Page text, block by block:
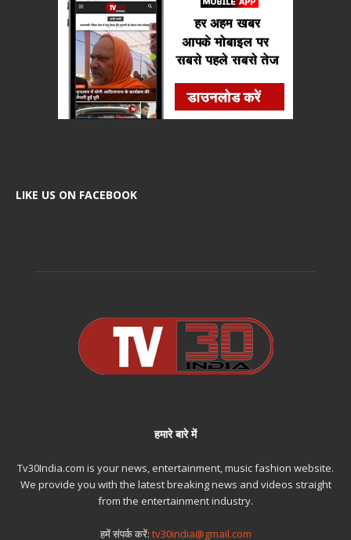
LIKE US ON FACEBOOK
हमारे बारे में
Tv30India.com is your news, entertainment, music fashion website.
We provide you with the latest breaking news and videos straight
from the entertainment industry.
हमें संपर्क करें: tv30india@gmail.com